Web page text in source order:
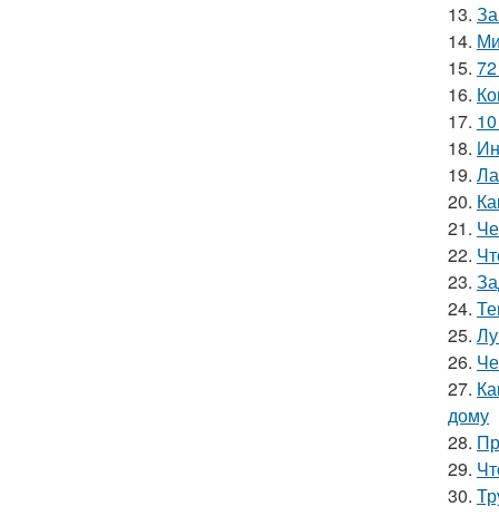
13.
14.
15.
16.
17.
18.
19.
20.
21.
22.
23.
24.
25.
26.
27.
дому
28.
29.
30.